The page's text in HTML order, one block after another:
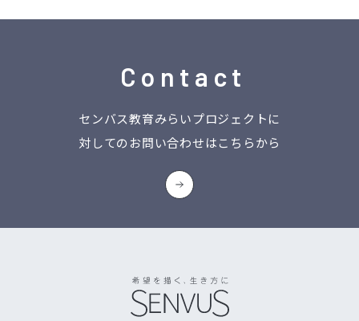
Contact
センバス教育みらいプロジェクトに
対してのお問い合わせはこちらから